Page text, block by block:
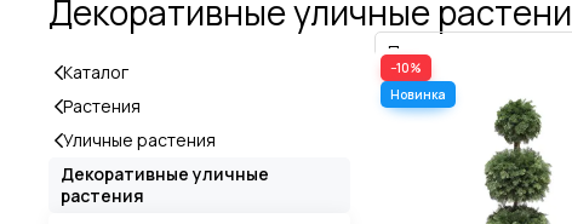
Декоративные уличные
−10%
Каталог
Растения
Уличные растения
Декоративные уличные
растения